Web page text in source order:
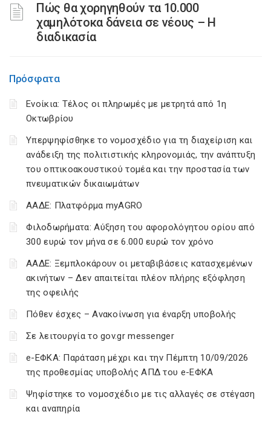
Πώς θα χορηγηθούν τα 10.000
χαμηλότοκα δάνεια σε νέους – Η
διαδικασία
Πρόσφατα
Ενοίκια: Τέλος οι πληρωμές με μετρητά από 1η
Οκτωβρίου
Υπερψηφίσθηκε το νομοσχέδιο για τη διαχείριση και
ανάδειξη της πολιτιστικής κληρονομιάς, την ανάπτυξη
του οπτικοακουστικού τομέα και την προστασία των
πνευματικών δικαιωμάτων
ΑΑΔΕ: Πλατφόρμα myAGRO
Φιλοδωρήματα: Αύξηση του αφορολόγητου ορίου από
300 ευρώ τον μήνα σε 6.000 ευρώ τον χρόνο
ΑΑΔΕ: Ξεμπλοκάρουν οι μεταβιβάσεις κατασχεμένων
ακινήτων – Δεν απαιτείται πλέον πλήρης εξόφληση
της οφειλής
Πόθεν έσχες – Ανακοίνωση για έναρξη υποβολής
Σε λειτουργία το gov.gr messenger
e-ΕΦΚΑ: Παράταση μέχρι και την Πέμπτη 10/09/2026
της προθεσμίας υποβολής ΑΠΔ του e-ΕΦΚΑ
Ψηφίστηκε το νομοσχέδιο με τις αλλαγές σε στέγαση
και αναπηρία